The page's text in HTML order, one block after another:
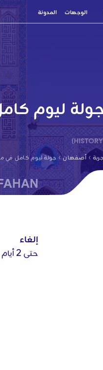
الوجهات المدونة
ليوم
› أصفهان › جولة ليوم كامل في
إلغاء
حتى 2 أيام